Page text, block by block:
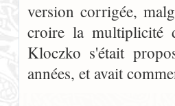
version corrigée,
croire la multiplicité
Kloczko s'était
années, et avait